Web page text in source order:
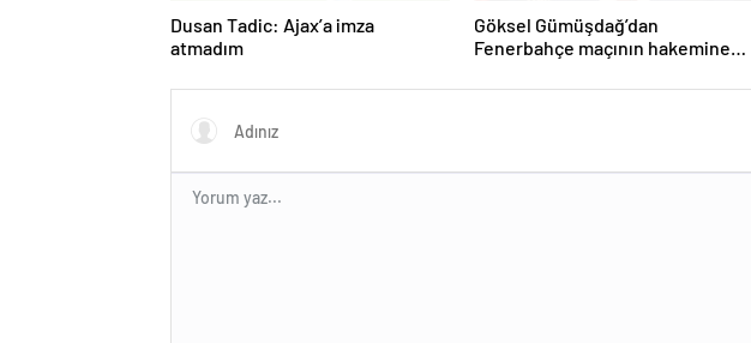
Dusan Tadic: Ajax’a imza
atmadım
Göksel Gümüşdağ’dan
Fenerbahçe maçının hakemine